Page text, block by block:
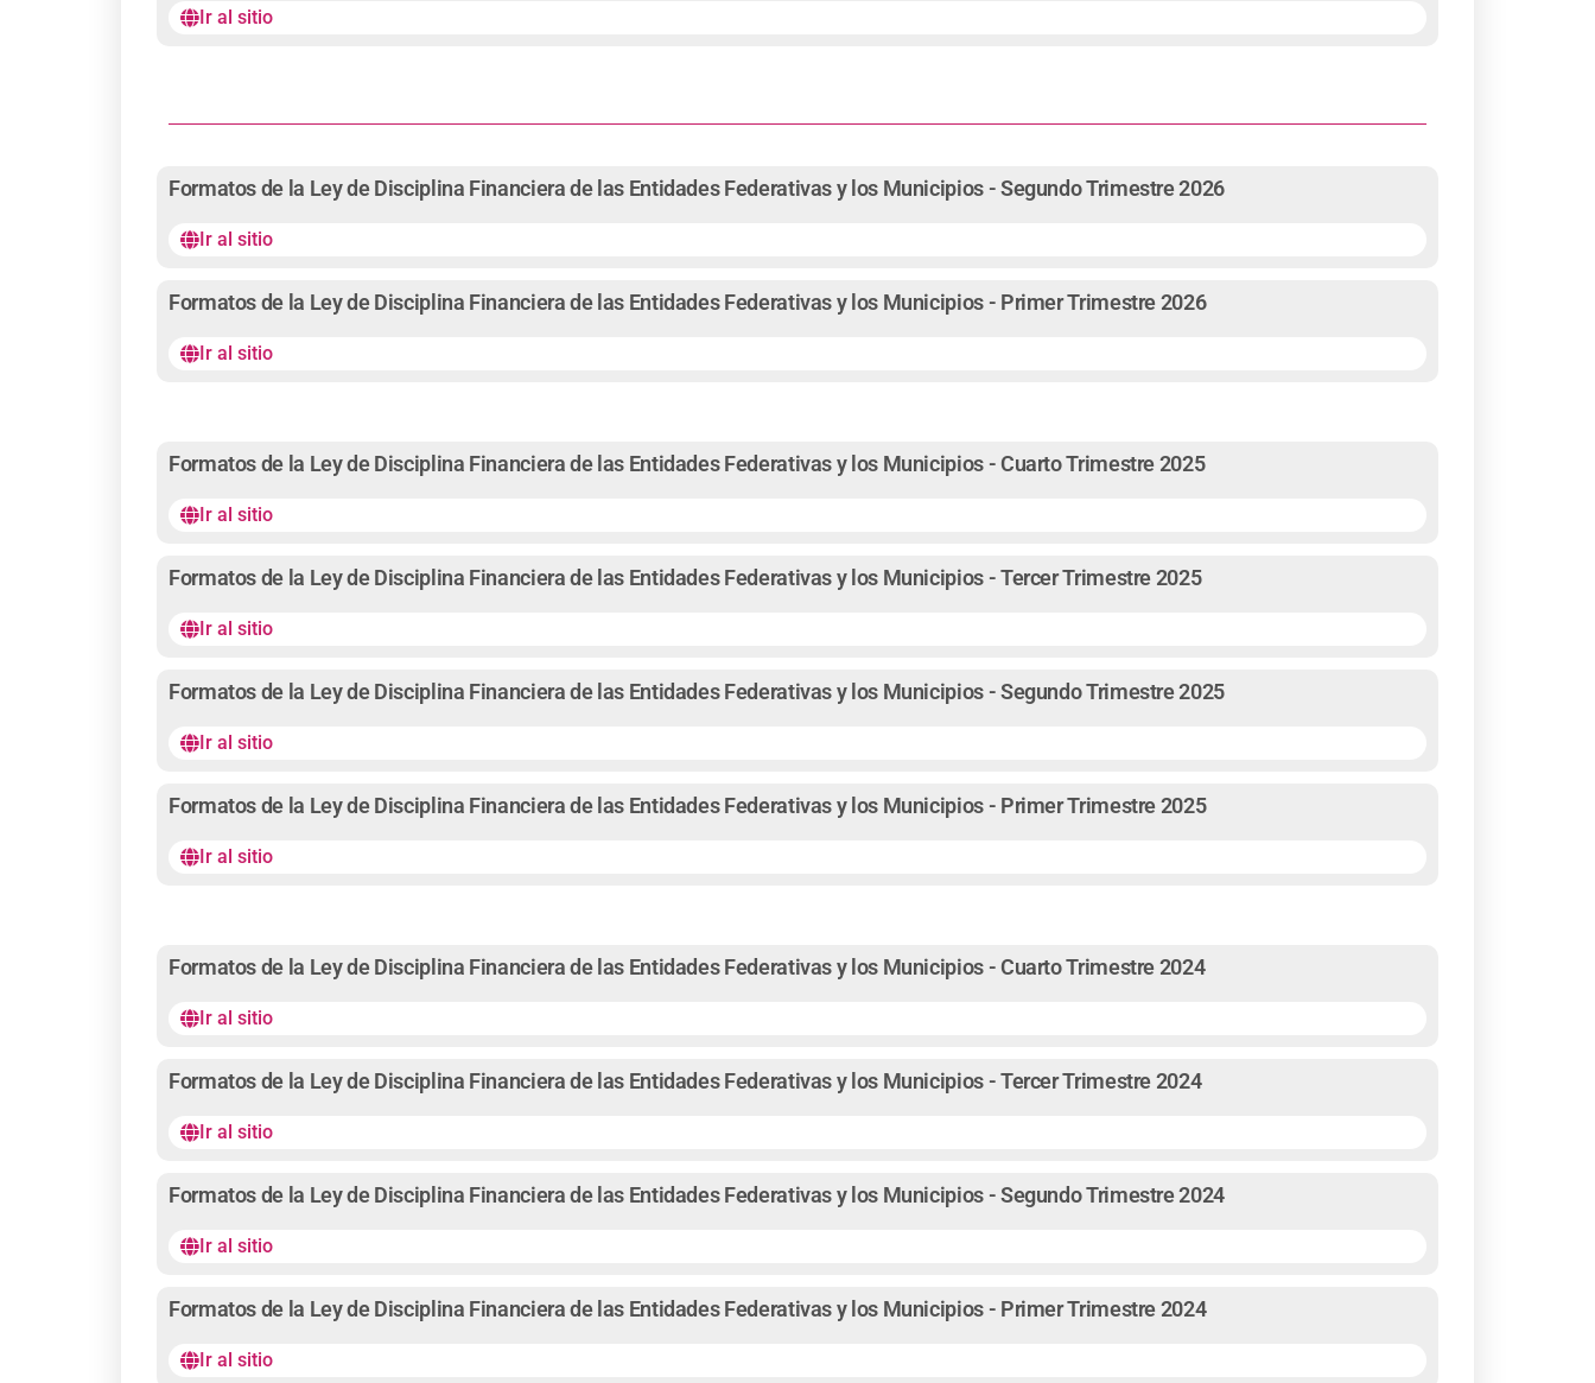
Ir al sitio
Formatos de la Ley de Disciplina Financiera de las Entidades Federativas y los Municipios - Segundo Trimestre 2026
Ir al sitio
Formatos de la Ley de Disciplina Financiera de las Entidades Federativas y los Municipios - Primer Trimestre 2026
Ir al sitio
Formatos de la Ley de Disciplina Financiera de las Entidades Federativas y los Municipios - Cuarto Trimestre 2025
Ir al sitio
Formatos de la Ley de Disciplina Financiera de las Entidades Federativas y los Municipios - Tercer Trimestre 2025
Ir al sitio
Formatos de la Ley de Disciplina Financiera de las Entidades Federativas y los Municipios - Segundo Trimestre 2025
Ir al sitio
Formatos de la Ley de Disciplina Financiera de las Entidades Federativas y los Municipios - Primer Trimestre 2025
Ir al sitio
Formatos de la Ley de Disciplina Financiera de las Entidades Federativas y los Municipios - Cuarto Trimestre 2024
Ir al sitio
Formatos de la Ley de Disciplina Financiera de las Entidades Federativas y los Municipios - Tercer Trimestre 2024
Ir al sitio
Formatos de la Ley de Disciplina Financiera de las Entidades Federativas y los Municipios - Segundo Trimestre 2024
Ir al sitio
Formatos de la Ley de Disciplina Financiera de las Entidades Federativas y los Municipios - Primer Trimestre 2024
Ir al sitio